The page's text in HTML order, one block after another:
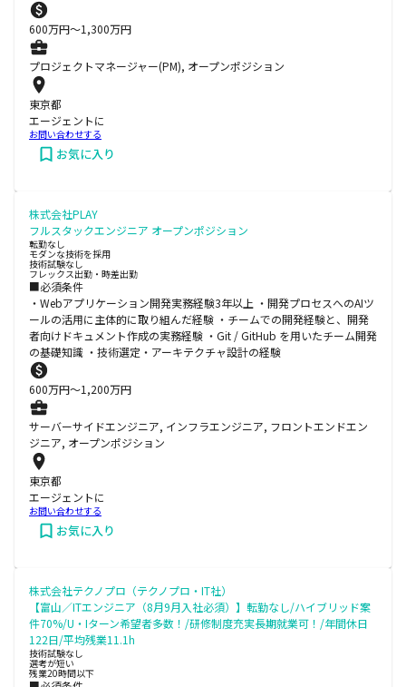
600万円〜1,300万円
プロジェクトマネージャー(PM), オープンポジション
東京都
エージェントに
お問い合わせする
お気に入り
株式会社PLAY
フルスタックエンジニア オープンポジション
転勤なし
モダンな技術を採用
技術試験なし
フレックス出勤・時差出勤
■必須条件
・Webアプリケーション開発実務経験3年以上 ・開発プロセスへのAIツ
ールの活用に主体的に取り組んだ経験 ・チームでの開発経験と、開発
者向けドキュメント作成の実務経験 ・Git / GitHub を用いたチーム開発
の基礎知識 ・技術選定・アーキテクチャ設計の経験
600万円〜1,200万円
サーバーサイドエンジニア, インフラエンジニア, フロントエンドエン
ジニア, オープンポジション
東京都
エージェントに
お問い合わせする
お気に入り
株式会社テクノプロ（テクノプロ・IT社）
【富山／ITエンジニア（8月9月入社必須）】転勤なし/ハイブリッド案
件70%/U・Iターン希望者多数！/研修制度充実長期就業可！/年間休日
122日/平均残業11.1h
技術試験なし
選考が短い
残業20時間以下